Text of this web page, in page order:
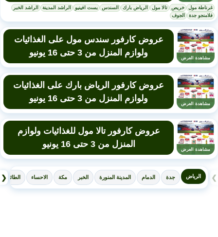
غرناطة مول خريص تالا مول الرياض بارك السندس بست افينيو الراشد المدينة
الراشد الخبر
فلامنجو جدة
الجوف
مشاهدة العرض
عروض كارفور سندس مول على الغذائيات
ولوازم المنزل من 3 حتى 16 يونيو
مشاهدة العرض
عروض كارفور الرياض بارك على الغذائيات
ولوازم المنزل من 3 حتى 16 يونيو
مشاهدة العرض
عروض كارفور تالا مول للغذائيات ولوازم
المنزل من 3 حتى 16 يونيو
❮ الرياض جدة الدمام المدينة المنورة الخبر مكة الاحساء الطائف ❯